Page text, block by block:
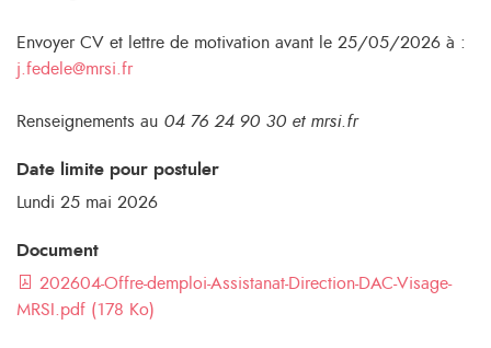
Envoyer CV et lettre de motivation avant le 25/05/2026 à :
j.fedele@mrsi.fr
Renseignements au 04 76 24 90 30 et mrsi.fr
Date limite pour postuler
Lundi 25 mai 2026
Document
202604-Offre-demploi-Assistanat-Direction-DAC-Visage-
MRSI.pdf (178 Ko)